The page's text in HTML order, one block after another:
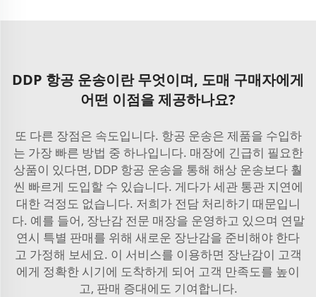
DDP 항공 운송이란 무엇이며, 도매 구매자에게
어떤 이점을 제공하나요?
또 다른 장점은 속도입니다. 항공 운송은 제품을 수입하
는 가장 빠른 방법 중 하나입니다. 매장에 긴급히 필요한
상품이 있다면, DDP 항공 운송을 통해 해상 운송보다 훨
씬 빠르게 도입할 수 있습니다. 게다가 세관 통관 지연에
대한 걱정도 없습니다. 저희가 전담 처리하기 때문입니
다. 예를 들어, 장난감 전문 매장을 운영하고 있으며 연말
연시 특별 판매를 위해 새로운 장난감을 준비해야 한다
고 가정해 보세요. 이 서비스를 이용하면 장난감이 고객
에게 정확한 시기에 도착하게 되어 고객 만족도를 높이
고, 판매 증대에도 기여합니다.